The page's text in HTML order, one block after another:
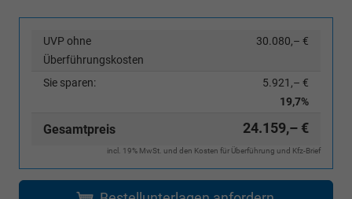
UVP ohne
Überführungskosten
30.080,– €
Sie sparen:
5.921,– €
19,7%
Gesamtpreis 24.159,– €
incl. 19% MwSt. und den Kosten für Überführung und Kfz-Brief